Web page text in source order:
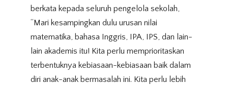
berkata kepada seluruh pengelola sekolah,
“Mari kesampingkan dulu urusan nilai
matematika, bahasa Inggris, IPA, IPS, dan lain-
lain akademis itu! Kita perlu memprioritaskan
terbentuknya kebiasaan-kebiasaan baik dalam
diri anak-anak bermasalah ini. Kita perlu lebih